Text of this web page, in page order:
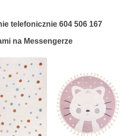
telefonicznie604 506 167
na Messengerze